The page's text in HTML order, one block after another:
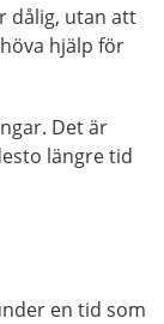
dålig, utan att
hjälp för
Det är
längre tid
en tid som